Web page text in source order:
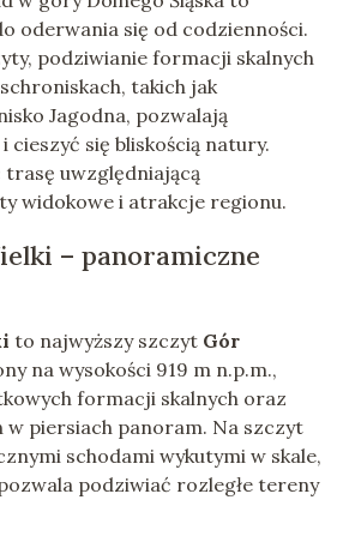
oderwania się od codzienności.
podziwianie formacji skalnych
takich jak
Jagodna, pozwalają
cieszyć się bliskością natury.
uwzględniającą
widokowe i atrakcje regionu.
– panoramiczne
to najwyższy szczyt Gór
na wysokości 919 m n.p.m.,
formacji skalnych oraz
w piersiach panoram. Na szczyt
schodami wykutymi w skale,
podziwiać rozległe tereny